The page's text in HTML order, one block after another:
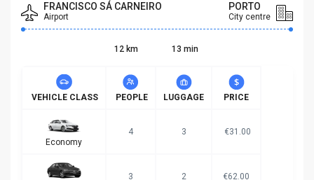
FRANCISCO SÁ CARNEIRO
Airport
PORTO
City centre
12 km 13 min
VEHICLE CLASS PEOPLE LUGGAGE PRICE
Economy
4 3 €31.00
3 2 €62.00